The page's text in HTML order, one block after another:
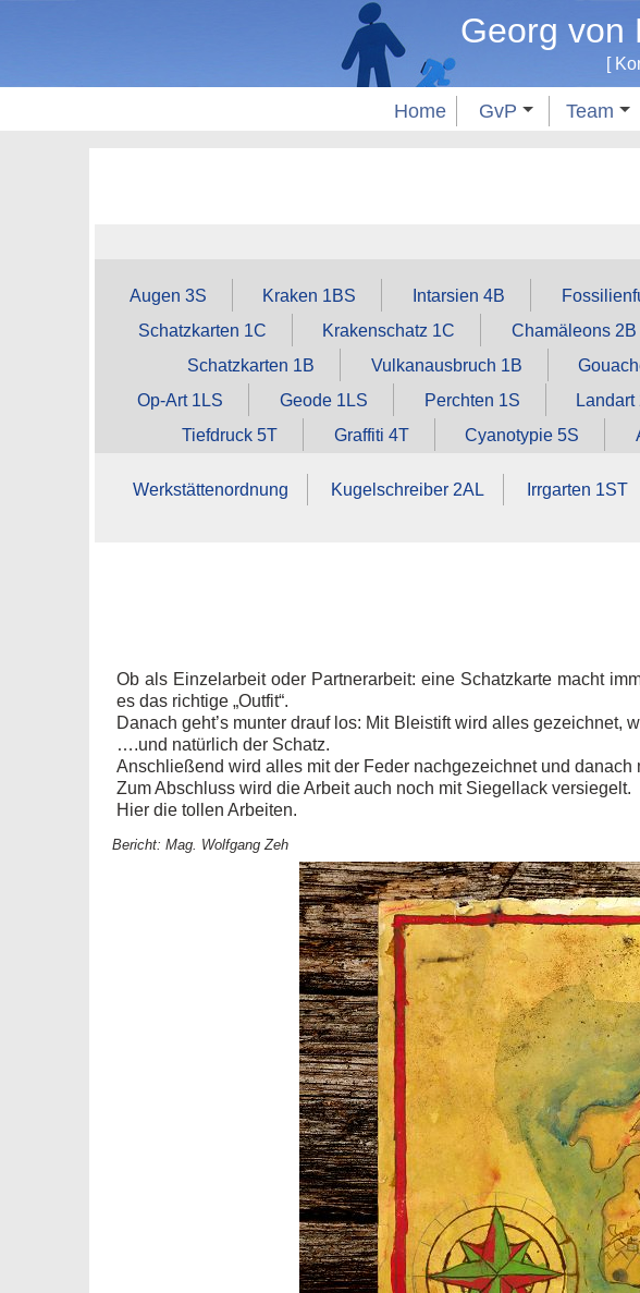
Georg von
[
Home GvP Team
Augen 3S
Kraken 1BS Intarsien 4B
Schatzkarten 1C
Krakenschatz 1C Chamäleons 2B
Schatzkarten 1B
Vulkanausbruch 1B
Op‑Art 1LS
Geode 1LS Perchten 1S Landart
Tiefdruck 5T
Graffiti 4T Cyanotypie 5S
Werkstättenordnung
Kugelschreiber 2AL Irrgarten 1ST
Ob als Einzelarbeit oder Partnerarbeit: eine Schatzkarte macht
es das richtige „Outfit“.
Danach geht’s munter drauf los: Mit Bleistift wird alles
….und natürlich der Schatz.
Anschließend wird alles mit der Feder nachgezeichnet und danach
Zum Abschluss wird die Arbeit auch noch mit Siegellack versiegelt.
Hier die tollen Arbeiten.
Bericht: Mag. Wolfgang Zeh